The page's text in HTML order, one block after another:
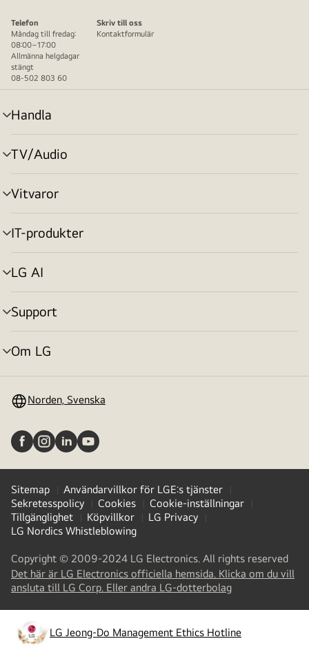
Telefon
Måndag till fredag:
08:00–17:00
Allmänna helgdagar
stängt
08-502 803 60
Skriv till oss
Kontaktformulär
Handla
menyväxling
TV/Audio
menyväxling
Vitvaror
menyväxling
IT-produkter
menyväxling
LG AI
menyväxling
Support
menyväxling
Om LG
menyväxling
Norden, Svenska
Sitemap
Användarvillkor för LGE:s tjänster
Sekretesspolicy
Cookies
Cookie-inställningar
Tillgänglighet
Köpvillkor
LG Privacy
LG Nordics Whistleblowing
Copyright © 2009-2024 LG Electronics. All rights reserved
Det här är LG Electronics officiella hemsida. Klicka om du vill
ansluta till LG Corp. Eller andra LG-dotterbolag(
a
new
tab
LG Jeong-Do Management Ethics Hotline
opens